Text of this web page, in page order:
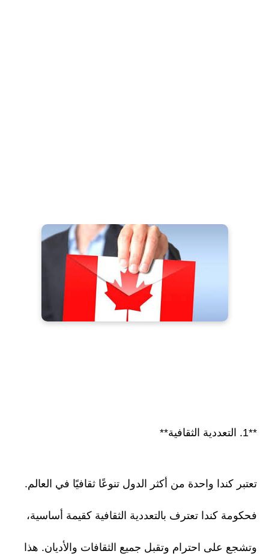
**1. التعددية الثقافية**
تعتبر كندا واحدة من أكثر الدول تنوعًا ثقافيًا في العالم.
فحكومة كندا تعترف بالتعددية الثقافية كقيمة أساسية،
وتشجع على احترام وتقبل جميع الثقافات والأديان. هذا